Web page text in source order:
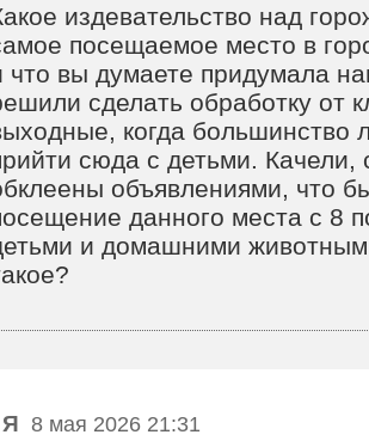
издевательство над
посещаемое место в
что вы думаете придумала
сделать обработку от
когда большинство
сюда с детьми. Качели,
объявлениями, что
данного места с 8
и домашними
Я 8 мая 2026 21:31